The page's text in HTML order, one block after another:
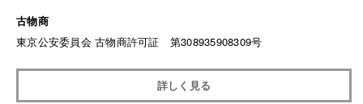
古物商
東京公安委員会 古物商許可証 第308935908309号
詳しく見る